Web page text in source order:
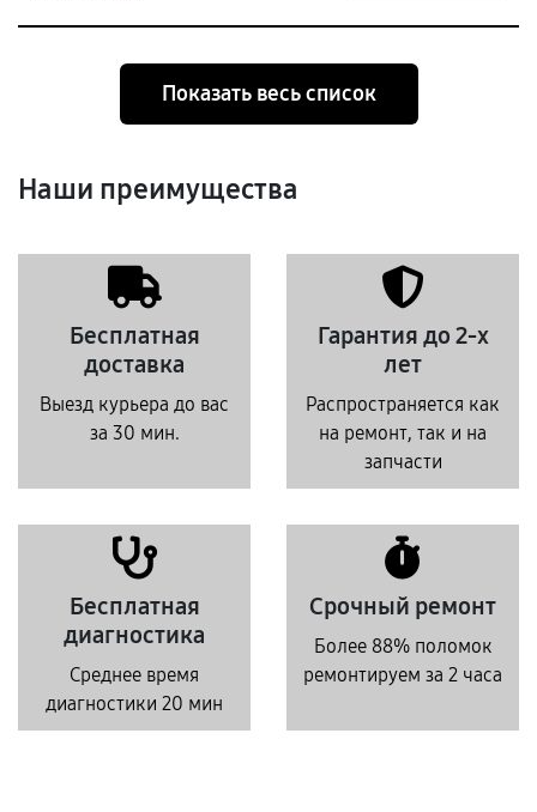
Показать весь список
Наши преимущества
Бесплатная
доставка
Выезд курьера до вас
за 30 мин.
Гарантия до 2-х
лет
Распространяется как
на ремонт, так и на
запчасти
Бесплатная
диагностика
Среднее время
диагностики 20 мин
Срочный ремонт
Более 88% поломок
ремонтируем за 2 часа